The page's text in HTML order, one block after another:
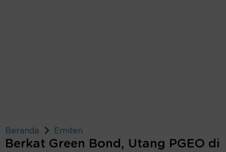
Beranda Emiten
Berkat Green Bond, Utang PGEO di